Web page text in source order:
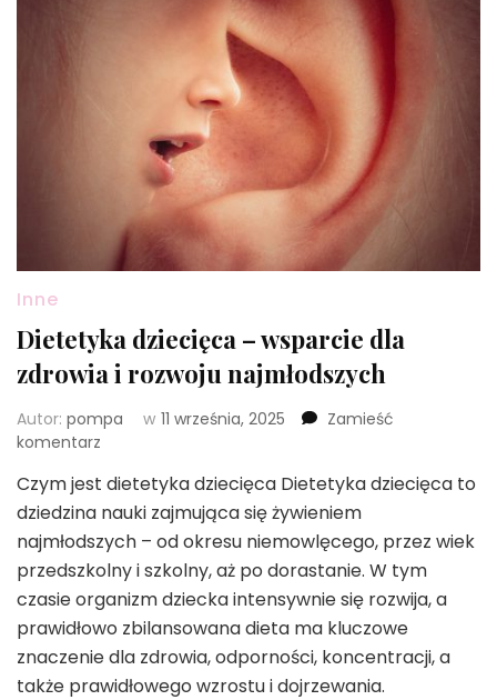
Inne
Dietetyka dziecięca – wsparcie dla
zdrowia i rozwoju najmłodszych
Autor: pompa w 11 września, 2025
Zamieść
komentarz
Dietetyka
dziecięca
–
wsparcie
dla
zdrowia
i
rozwoju
najmłodszych
Czym jest dietetyka dziecięca Dietetyka dziecięca to
dziedzina nauki zajmująca się żywieniem
najmłodszych – od okresu niemowlęcego, przez wiek
przedszkolny i szkolny, aż po dorastanie. W tym
czasie organizm dziecka intensywnie się rozwija, a
prawidłowo zbilansowana dieta ma kluczowe
znaczenie dla zdrowia, odporności, koncentracji, a
także prawidłowego wzrostu i dojrzewania.